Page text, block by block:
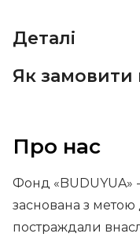
Про нас
Фонд «BUDUYUA»
заснована з метою
постраждали
Деталі
Як замовити